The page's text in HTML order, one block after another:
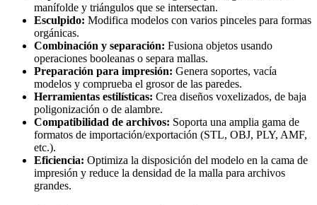
manífolde y triángulos que se intersectan.
Esculpido: Modifica modelos con varios pinceles para formas
orgánicas.
Combinación y separación: Fusiona objetos usando
operaciones booleanas o separa mallas.
Preparación para impresión: Genera soportes, vacía
modelos y comprueba el grosor de las paredes.
Herramientas estilísticas: Crea diseños voxelizados, de baja
poligonización o de alambre.
Compatibilidad de archivos: Soporta una amplia gama de
formatos de importación/exportación (STL, OBJ, PLY, AMF,
etc.).
Eficiencia: Optimiza la disposición del modelo en la cama de
impresión y reduce la densidad de la malla para archivos
grandes.